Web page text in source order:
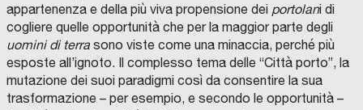
appartenenza e della più viva propensione dei portolani di
cogliere quelle opportunità che per la maggior parte degli
uomini di terra sono viste come una minaccia, perché più
esposte all’ignoto. Il complesso tema delle “Città porto”, la
mutazione dei suoi paradigmi così da consentire la sua
trasformazione – per esempio, e secondo le opportunità –